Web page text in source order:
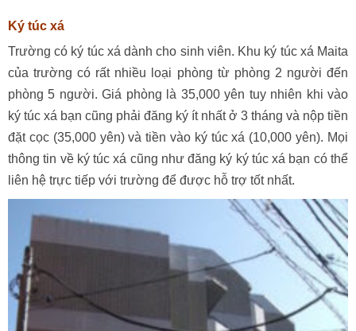
Ký túc xá
Trường có ký túc xá dành cho sinh viên. Khu ký túc xá Maita
của trường có rất nhiều loại phòng từ phòng 2 người đến
phòng 5 người. Giá phòng là 35,000 yên tuy nhiên khi vào
ký túc xá bạn cũng phải đăng ký ít nhất ở 3 tháng và nộp tiền
đặt cọc (35,000 yên) và tiền vào ký túc xá (10,000 yên). Mọi
thông tin về ký túc xá cũng như đăng ký ký túc xá bạn có thể
liên hệ trực tiếp với trường để được hỗ trợ tốt nhất.